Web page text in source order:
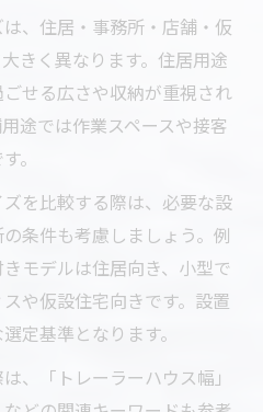
、住居・事務所・店舗・仮
きく異なります。住居用途
せる広さや収納が重視され
途では作業スペースや接客
。
を比較する際は、必要な設
条件も考慮しましょう。例
モデルは住居向き、小型で
や仮設住宅向きです。設置
定基準となります。
、「トレーラーハウス幅」